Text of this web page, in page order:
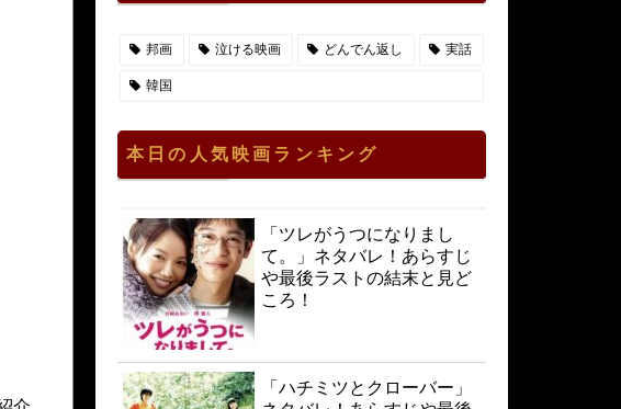
邦画 泣ける映画 どんでん返し 実話
韓国
本日の人気映画ランキング
「ツレがうつになりまし
て。」ネタバレ！あらすじ
や最後ラストの結末と見ど
ころ！
「ハチミツとクローバー」